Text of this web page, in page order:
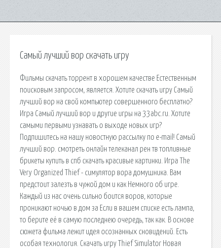
Самый лучший вор скачать игру
Фильмы скачать торрент в хорошем качестве Естественным
поисковым запросом, является. Хотите скачать игру Самый
лучший вор на свой компьютер совершенного бесплатно?
Игра Самый лучший вор и другие игры на 33abc.ru. Хотите
самыми первыми узнавать о выходе новых игр?
Подпишитесь на нашу новостную рассылку по e-mail! Самый
лучший вор. смотреть онлайн телеканал рен тв топливные
брикеты купить в спб скачать красивые картинки. Игра The
Very Organized Thief - симулятор вора домушника. Вам
предстоит залезть в чужой дом и как Немного об игре.
Каждый из нас очень сильно боится воров, которые
проникают ночью в дом за Если в вашем списке есть лампа,
то берите её в самую последнею очередь, так как. В основе
сюжета фильма лежит идея осознанных сновидений. Есть
особая технология. Скачать игру Thief Simulator Новая